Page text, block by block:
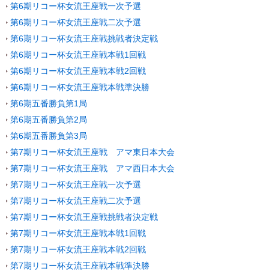
第6期リコー杯女流王座戦一次予選
第6期リコー杯女流王座戦二次予選
第6期リコー杯女流王座戦挑戦者決定戦
第6期リコー杯女流王座戦本戦1回戦
第6期リコー杯女流王座戦本戦2回戦
第6期リコー杯女流王座戦本戦準決勝
第6期五番勝負第1局
第6期五番勝負第2局
第6期五番勝負第3局
第7期リコー杯女流王座戦 アマ東日本大会
第7期リコー杯女流王座戦 アマ西日本大会
第7期リコー杯女流王座戦一次予選
第7期リコー杯女流王座戦二次予選
第7期リコー杯女流王座戦挑戦者決定戦
第7期リコー杯女流王座戦本戦1回戦
第7期リコー杯女流王座戦本戦2回戦
第7期リコー杯女流王座戦本戦準決勝